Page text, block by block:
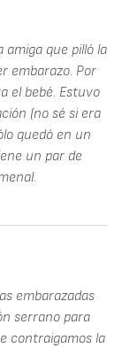
amiga que pilló la
embarazo. Por
el bebé. Estuvo
(no sé si era
quedó en un
un par de
embarazadas
serrano para
contraigamos la